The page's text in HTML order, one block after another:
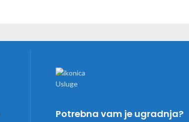
Potrebna vam je ugradnja?